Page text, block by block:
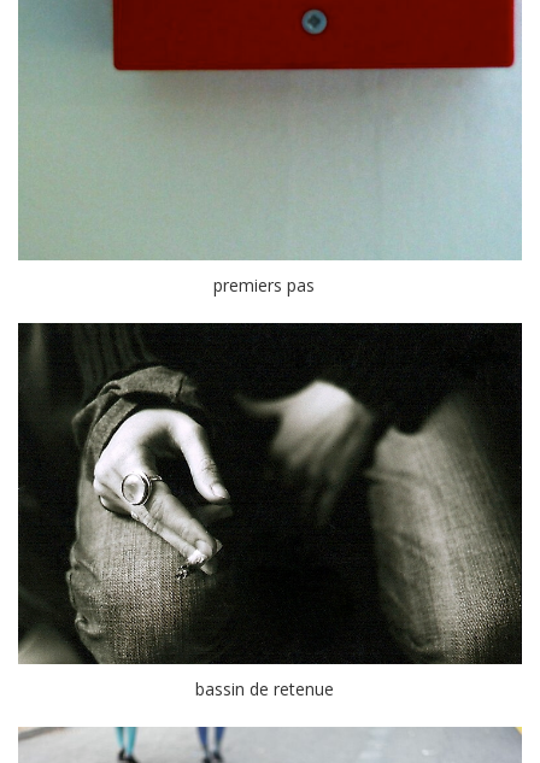
premiers pas
bassin de retenue